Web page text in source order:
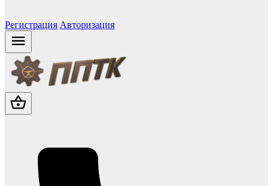
Регистрация Авторизация